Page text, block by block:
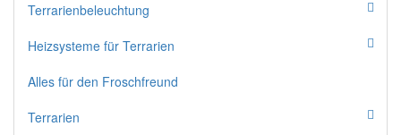
Terrarienbeleuchtung
Heizsysteme für Terrarien
Alles für den Froschfreund
Terrarien